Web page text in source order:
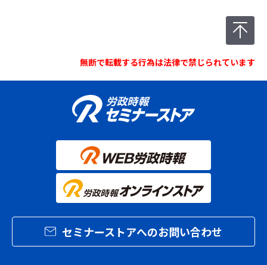
無断で転載する行為は法律で禁じられています
セミナーストアへのお問い合わせ